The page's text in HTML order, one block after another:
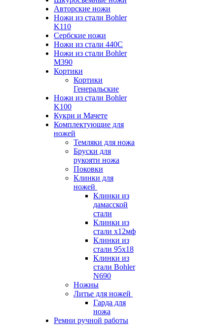
Авторские ножи
Ножи из стали Bohler
K110
Сербские ножи
Ножи из стали 440С
Ножи из стали Bohler
M390
Кортики
Кортики
Генеральские
Ножи из стали Bohler
K100
Кукри и Мачете
Комплектующие для
ножей
Темляки для ножа
Бруски для
рукояти ножа
Поковки
Клинки для
ножей
Клинки из
дамасской
стали
Клинки из
стали х12мф
Клинки из
стали 95х18
Клинки из
стали Bohler
N690
Ножны
Литье для ножей
Гарда для
ножа
Ремни ручной работы